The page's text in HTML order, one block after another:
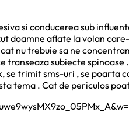
si conducerea sub
doamne aflate la volan
nu trebuie sa ne
transeaza subiecte
se trimit sms-uri , se poarta
tema . Cat de periculos